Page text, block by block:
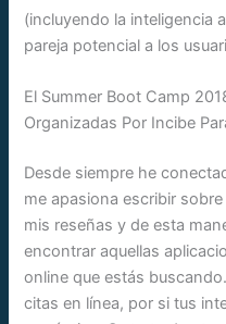
(incluyendo la inteligencia
pareja potencial a los
El Summer Boot Camp
Organizadas Por Incibe
Desde siempre he
me apasiona escribir
mis reseñas y de esta
encontrar aquellas
online que estás
citas en línea, por si tus